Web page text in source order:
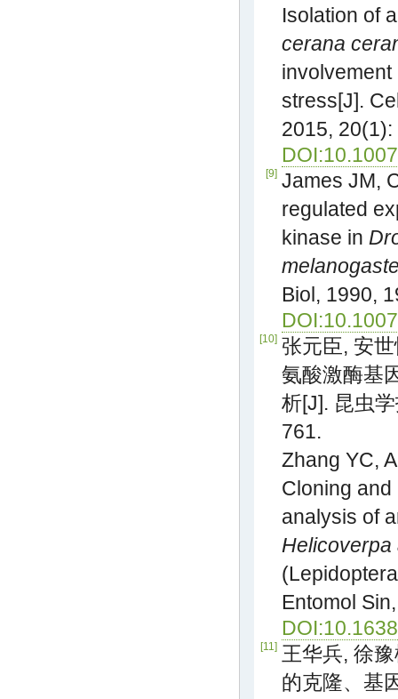
Isolation of
cerana
stress[J].
2015,
[9] James JM,
regulated
kinase in
Biol, 1990,
[10] 张元臣, 安
氨酸激酶基
析[J]. 昆虫
761.
Zhang YC,
Cloning
analysis of
Helicoverpa
Entomol
[11] 王华兵, 徐
的克隆、基